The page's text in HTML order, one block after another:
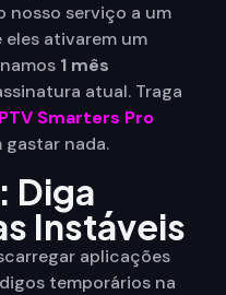
nosso serviço a um
eles ativarem um
1 mês
atual. Traga
Smarters Pro
gastar nada.
Diga
Instáveis
aplicações
temporários na